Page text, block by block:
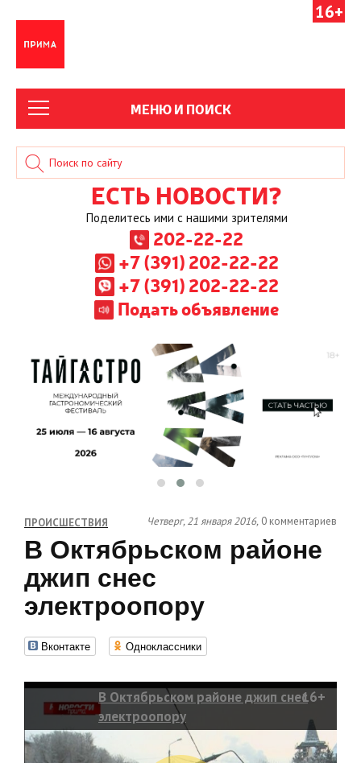
16+
МЕНЮ И ПОИСК
ЕСТЬ НОВОСТИ?
Поделитесь ими с нашими зрителями
202-22-22
+7 (391) 202-22-22
+7 (391) 202-22-22
Подать объявление
ПРОИСШЕСТВИЯ Четверг, 21 января 2016, 0 комментариев
В Октябрьском районе
джип снес
электроопору
Вконтакте Одноклассники
В Октябрьском районе джип снес
электроопору
16+